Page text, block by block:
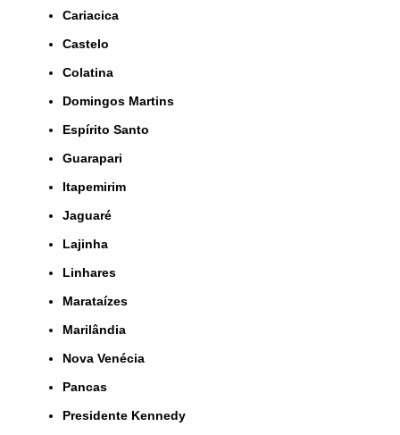
Cariacica
Castelo
Colatina
Domingos Martins
Espírito Santo
Guarapari
Itapemirim
Jaguaré
Lajinha
Linhares
Marataízes
Marilândia
Nova Venécia
Pancas
Presidente Kennedy